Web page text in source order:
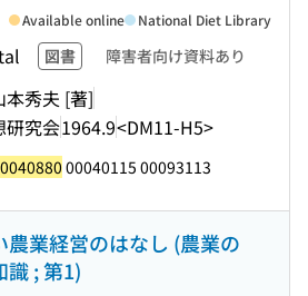
図書 障害者向け資料あり
本秀夫 [著]
研究会1964.9<DM11-H5>
Available online National Diet Library
00040115 00093113
農業経営のはなし (農業の
識 ; 第1)